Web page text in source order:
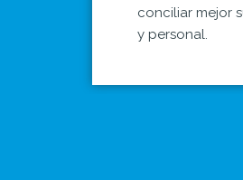
conciliar mejor
y personal.